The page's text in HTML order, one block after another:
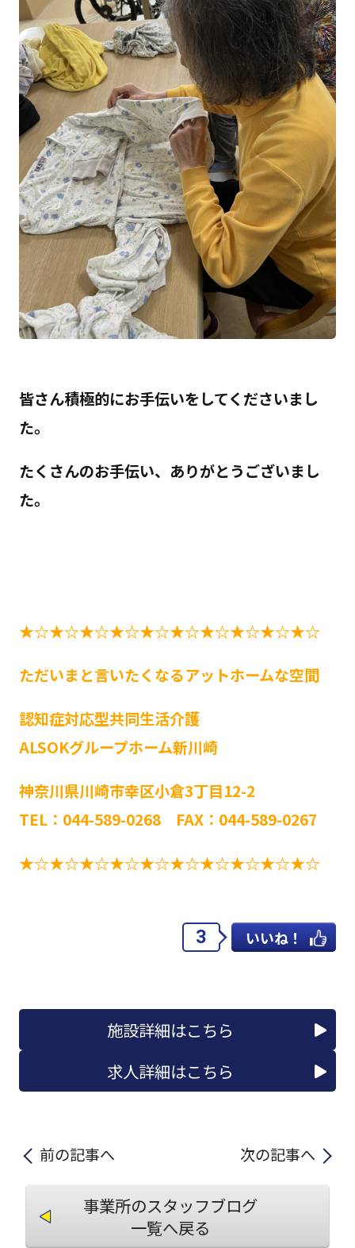
皆さん積極的にお手伝いをしてくださいまし
た。
たくさんのお手伝い、ありがとうございまし
た。
★☆★☆★☆★☆★☆★☆★☆★☆★☆★☆
ただいまと言いたくなるアットホームな空間
認知症対応型共同生活介護
ALSOKグループホーム新川崎
神奈川県川崎市幸区小倉3丁目12-2
TEL：044-589-0268 FAX：044-589-0267
★☆★☆★☆★☆★☆★☆★☆★☆★☆★☆
3 いいね！
施設詳細はこちら
求人詳細はこちら
前の記事へ 次の記事へ
事業所のスタッフブログ
一覧へ戻る